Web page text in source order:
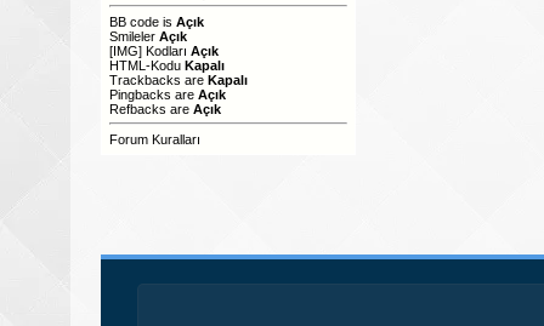
BB code is Açık
Smileler Açık
[IMG] Kodları Açık
HTML-Kodu Kapalı
Trackbacks are Kapalı
Pingbacks are Açık
Refbacks are Açık
Forum Kuralları